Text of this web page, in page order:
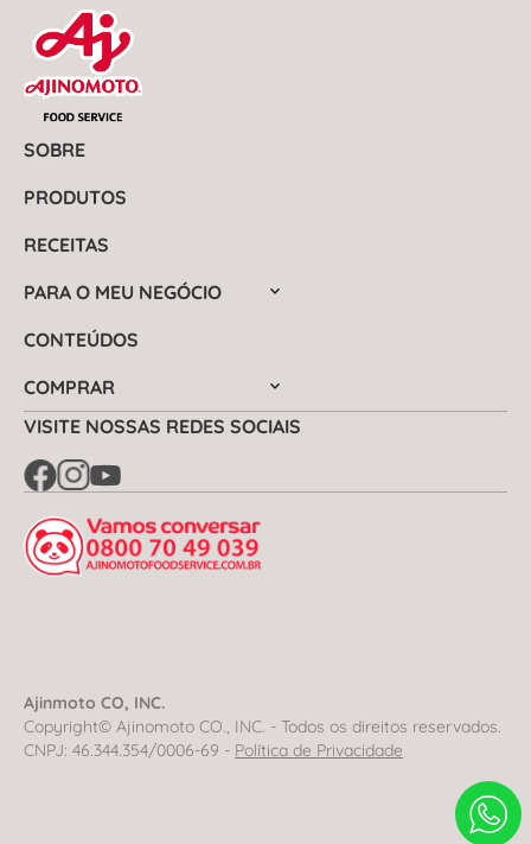
SOBRE
PRODUTOS
RECEITAS
PARA O MEU NEGÓCIO
CONTEÚDOS
COMPRAR
VISITE NOSSAS REDES SOCIAIS
Ajinmoto CO, INC.
Copyright© Ajinomoto CO., INC. - Todos os direitos reservados.
CNPJ: 46.344.354/0006-69 - Política de Privacidade